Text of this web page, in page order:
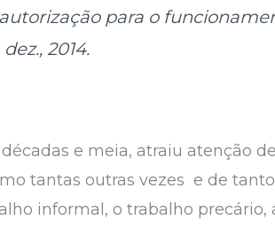
para o
2014.
e meia, atraiu atenção
tantas outras vezes e de
informal, o trabalho